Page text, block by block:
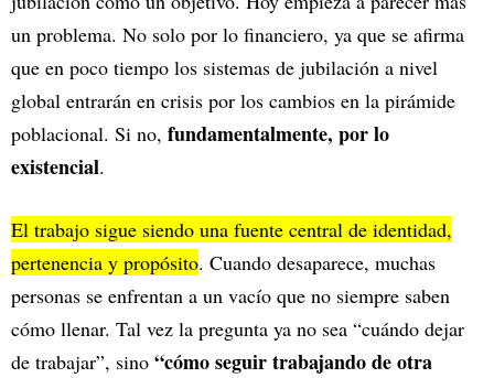
un problema. No solo por lo financiero, ya que se afirma
que en poco tiempo los sistemas de jubilación a nivel
global entrarán en crisis por los cambios en la pirámide
poblacional. Si no, fundamentalmente, por lo
existencial.
El trabajo sigue siendo una fuente central de identidad,
pertenencia y propósito. Cuando desaparece, muchas
personas se enfrentan a un vacío que no siempre saben
cómo llenar. Tal vez la pregunta ya no sea “cuándo dejar
de trabajar”, sino “cómo seguir trabajando de otra